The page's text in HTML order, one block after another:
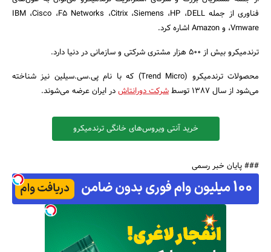
فناوری از جمله IBM ،Cisco ،F5 Networks ،Citrix ،Siemens ،HP ،DELL
،Vmware و Amazon اشاره کرد.
ترندمیکرو بیش از 500 هزار مشتری شرکتی و سازمانی در دنیا دارد.
محصولات ترندمیکرو (Trend Micro) که با نام پی.سی.سیلین نیز شناخته
می‌‌شود از سال 1387 توسط
شرکت دورانتاشدر ایران عرضه می‌شوند.
خرید آنتی ویروس‌های خانگی ترندمیکرو
### پایان خبر رسمی